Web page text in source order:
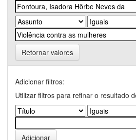
Retornar valores
Adicionar filtros:
Utilizar filtros para refinar o resultado